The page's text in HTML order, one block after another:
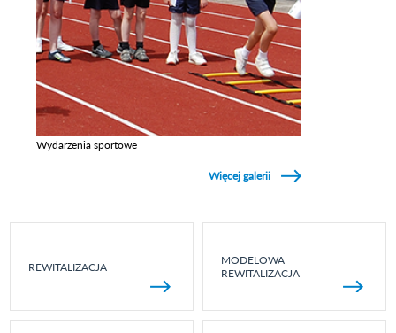
Wydarzenia sportowe
Więcej galerii
REWITALIZACJA
MODELOWA
REWITALIZACJA